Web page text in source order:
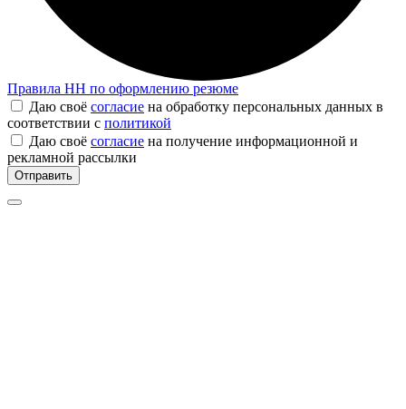
Правила HH по оформлению резюме
Даю своё согласие на обработку персональных данных в
соответствии с политикой
Даю своё согласие на получение информационной и
рекламной рассылки
Отправить